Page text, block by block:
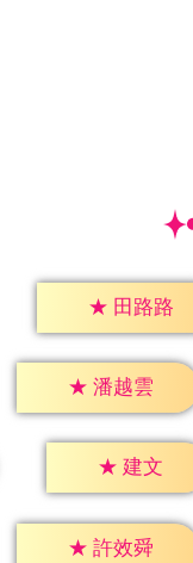
★ 田路路
★ 潘越雲
★ 建文
★ 許效舜